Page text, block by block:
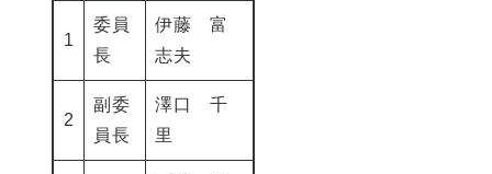
1
委員
長
伊藤 富
志夫
2
副委
員長
澤口 千
里